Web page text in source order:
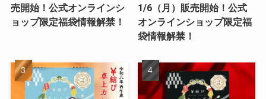
売開始！公式オンラインシ
ョップ限定福袋情報解禁！
1/6（月）販売開始！公式
オンラインショップ限定福
袋情報解禁！